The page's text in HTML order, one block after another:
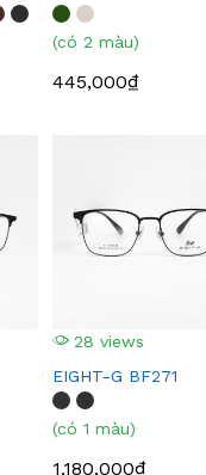
(có 2 màu)
445,000₫
28 views
EIGHT-G BF271
(có 1 màu)
1,180,000₫